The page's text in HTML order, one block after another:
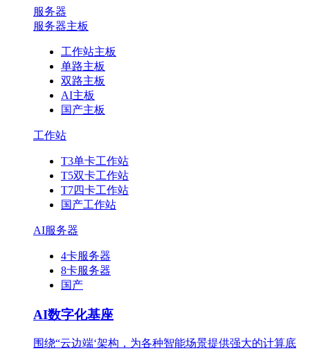
服务器
服务器主板
工作站主板
单路主板
双路主板
AI主板
国产主板
工作站
T3单卡工作站
T5双卡工作站
T7四卡工作站
国产工作站
AI服务器
4卡服务器
8卡服务器
国产
AI数字化基座
围绕“云边端‘架构，为各种智能场景提供强大的计算底